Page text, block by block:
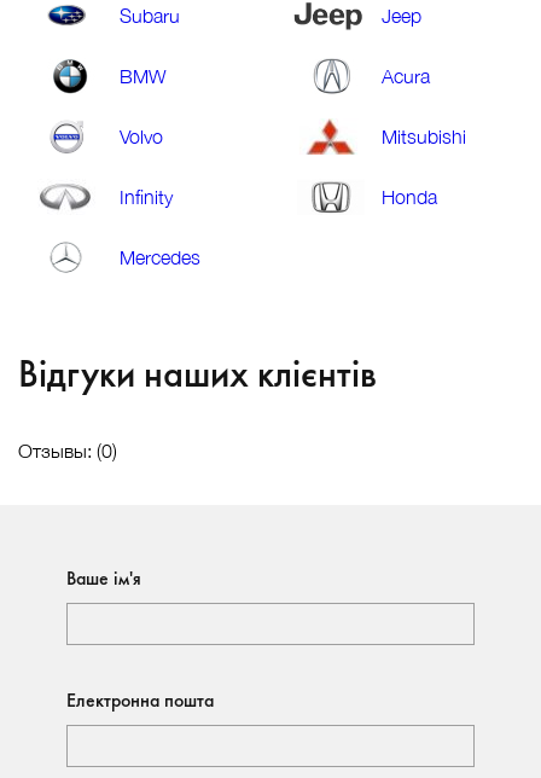
Subaru Jeep
BMW Acura
Volvo Mitsubishi
Infinity Honda
Mercedes
Відгуки наших клієнтів
Отзывы: (0)
Ваше ім'я
Електронна пошта